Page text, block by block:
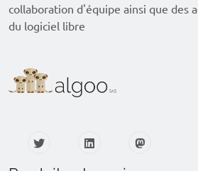
collaboration d'équipe ainsi que des
du logiciel libre